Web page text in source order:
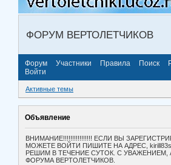
ФОРУМ ВЕРТОЛЕТЧИКОВ
Форум Участники Правила Поиск
Войти
Активные темы
Объявление
ВНИМАНИЕ!!!!!!!!!!!!!!!! ЕСЛИ ВЫ
МОЖЕТЕ ВОЙТИ ПИШИТЕ НА АДРЕС,
РЕШИМ В ТЕЧЕНИЕ СУТОК. С УВАЖЕНИЕМ,
ФОРУМА ВЕРТОЛЕТЧИКОВ.